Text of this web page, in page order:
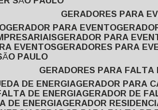
GERADORES PARA
GERADOR PARA EVENTO
GERADOR PARA
EVENTOS GERADORES PARA
PAULO
GERADORES PARA
DE ENERGIA GERADOR PARA
DE ENERGIA GERADOR DE
DE ENERGIA GERADOR